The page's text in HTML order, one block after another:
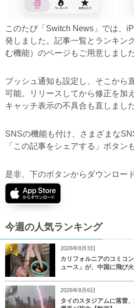
このたび「Switch News」では、
発しました。記事一覧とランキン
む機能）のページもご用意しました
プッシュ通知も設定し、そこから
可能。リリースしてから修正を加
キャッチ表示の不具合も直しました
SNSの機能も付け、さまざまな
「この記事をシェアする」ボタン
是非、下のボタンからダウンロー
今週の人気ランキング
2026年8月3日
カリフォルニアのコミコ
ュース」が、中国に飛び火
1
2026年8月6日
タイのスタジアムに落雷
2